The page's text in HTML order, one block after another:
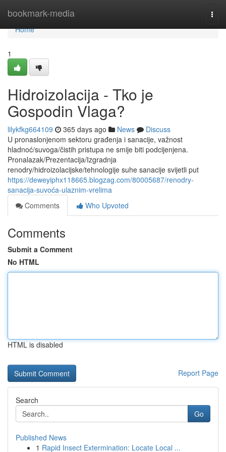
bookmark-media
Home
Home
1
Hidroizolacija - Tko je
Gospodin Vlaga?
lilykfkg664109 365 days ago News
Discuss
U pronaslonjenom sektoru građenja i sanacije, važnost
hladnoć/suvoga/čistih pristupa ne smije biti podcijenjena.
Pronalazak/Prezentacija/Izgradnja
renodry/hidroizolacijske/tehnologije suhe sanacije svijetli put
https://deweyiphx118665.blogzag.com/80005687/renodry-
sanacija-suvoća-ulaznim-vrelima
Comments
Who Upvoted
Comments
Submit a Comment
No HTML
HTML is disabled
Report Page
Search
Go
Published News
1 Rapid Insect Extermination: Locate Local ...